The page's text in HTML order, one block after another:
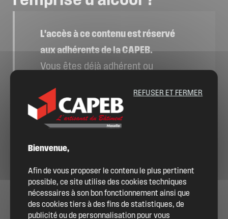
L'accès à ce contenu est réservé
aux adhérents de la CAPEB.
Vous êtes déjà adhérent ou
ME CONNECTER
Bienvenue,
Afin de vous proposer le contenu le plus pertinent
possible, ce site utilise des cookies techniques
nécessaires à son bon fonctionnement ainsi que
des cookies tiers à des fins de statistiques, de
publicité ou de personnalisation pour vous
REFUSER ET FERMER